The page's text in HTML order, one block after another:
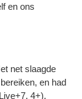
en ons
net slaagde
en had
4+).